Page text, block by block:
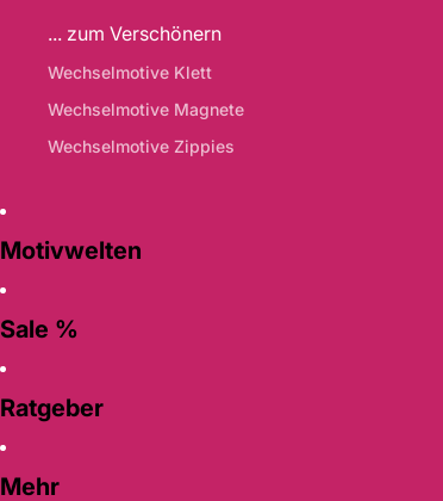
... zum Verschönern
Wechselmotive Klett
Wechselmotive Magnete
Wechselmotive Zippies
Motivwelten
Sale %
Ratgeber
Mehr